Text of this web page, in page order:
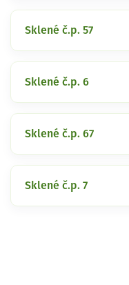
Sklené č.p. 57
Sklené č.p. 6
Sklené č.p. 67
Sklené č.p. 7